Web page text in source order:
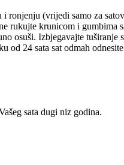
ronjenju (vrijedi samo za
rukujte krunicom i gumbima
osuši. Izbjegavajte tuširanje
24 sata sat odmah
sata dugi niz godina.